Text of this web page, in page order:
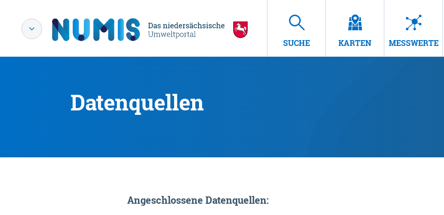
SUCHE KARTEN MESSWERTE
Datenquellen
Angeschlossene Datenquellen: